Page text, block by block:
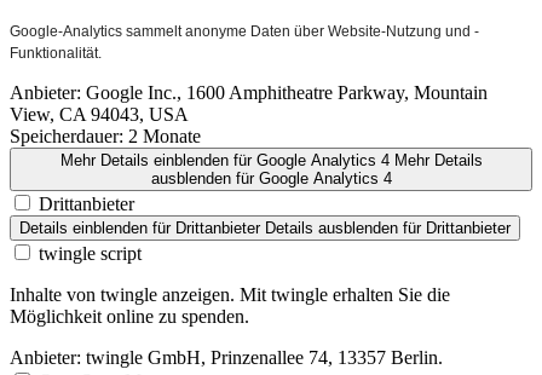
Google-Analytics sammelt anonyme Daten über Website-Nutzung und -
Funktionalität.
Anbieter: Google Inc., 1600 Amphitheatre Parkway, Mountain
View, CA 94043, USA
Speicherdauer: 2 Monate
Mehr Details einblendenfür Google Analytics 4 Mehr Details
ausblendenfür Google Analytics 4
Drittanbieter
Details einblenden für Drittanbieter Details ausblenden für Drittanbieter
twingle script
Inhalte von twingle anzeigen. Mit twingle erhalten Sie die
Möglichkeit online zu spenden.
Anbieter: twingle GmbH, Prinzenallee 74, 13357 Berlin.